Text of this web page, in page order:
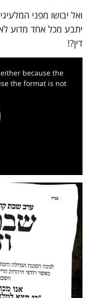
ואל יבושו מפני
יתבע מכל אחד מדוע
דין?!
because the
the format is not